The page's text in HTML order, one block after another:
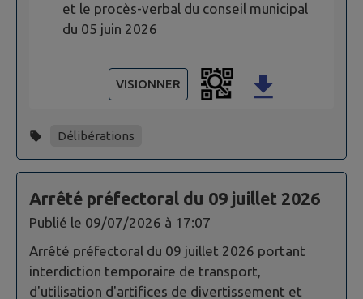
et le procès-verbal du conseil municipal
du 05 juin 2026
VISIONNER
Délibérations
Arrêté préfectoral du 09 juillet 2026
Publié le 09/07/2026 à 17:07
Arrêté préfectoral du 09 juillet 2026 portant
interdiction temporaire de transport,
d'utilisation d'artifices de divertissement et